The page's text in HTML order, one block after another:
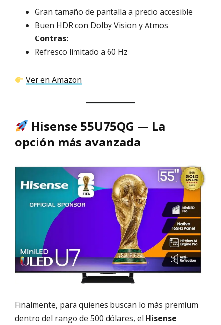
Gran tamaño de pantalla a precio accesible
Buen HDR con Dolby Vision y Atmos
Contras:
Refresco limitado a 60 Hz
Ver en Amazon
Hisense 55U75QG — La
opción más avanzada
Finalmente, para quienes buscan lo más premium
dentro del rango de 500 dólares, el Hisense